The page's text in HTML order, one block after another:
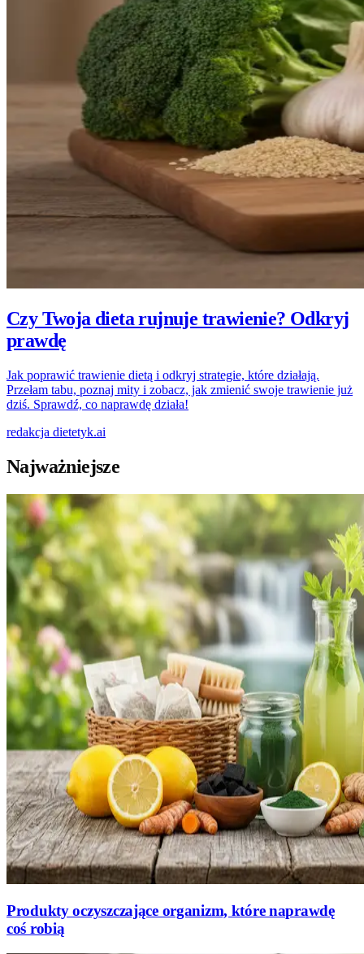
Czy Twoja dieta rujnuje trawienie? Odkryj
prawdę
Jak poprawić trawienie dietą i odkryj strategie, które działają.
Przełam tabu, poznaj mity i zobacz, jak zmienić swoje trawienie już
dziś. Sprawdź, co naprawdę działa!
redakcja dietetyk.ai
Najważniejsze
Produkty oczyszczające organizm, które naprawdę
coś robią